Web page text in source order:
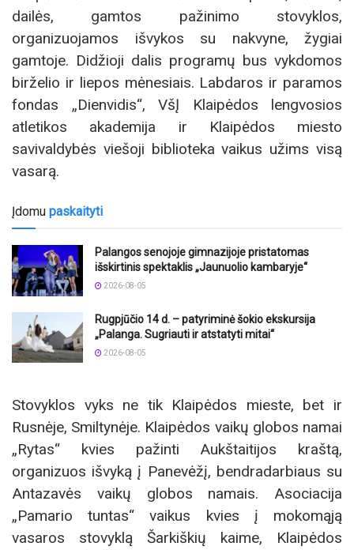
dailės, gamtos pažinimo stovyklos,
organizuojamos išvykos su nakvyne, žygiai
gamtoje. Didžioji dalis programų bus vykdomos
birželio ir liepos mėnesiais. Labdaros ir paramos
fondas „Dienvidis“, VšĮ Klaipėdos lengvosios
atletikos akademija ir Klaipėdos miesto
savivaldybės viešoji biblioteka vaikus užims visą
vasarą.
Įdomu paskaityti
Palangos senojoje gimnazijoje pristatomas
išskirtinis spektaklis „Jaunuolio kambaryje“
2026-08-05
Rugpjūčio 14 d. – patyriminė šokio ekskursija
„Palanga. Sugriauti ir atstatyti mitai“
2026-08-05
Stovyklos vyks ne tik Klaipėdos mieste, bet ir
Rusnėje, Smiltynėje. Klaipėdos vaikų globos namai
„Rytas“ kvies pažinti Aukštaitijos kraštą,
organizuos išvyką į Panevėžį, bendradarbiaus su
Antazavės vaikų globos namais. Asociacija
„Pamario tuntas“ vaikus kvies į mokomąją
vasaros stovyklą Šarkiškių kaime, Klaipėdos